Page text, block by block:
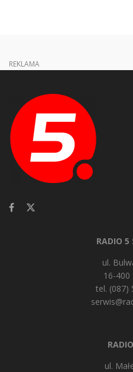
REKLAMA
RADIO 5
ul.
16-400
tel. (087)
ul.